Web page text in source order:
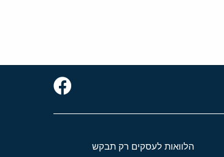
הלוואות לעסקים רק תבקש